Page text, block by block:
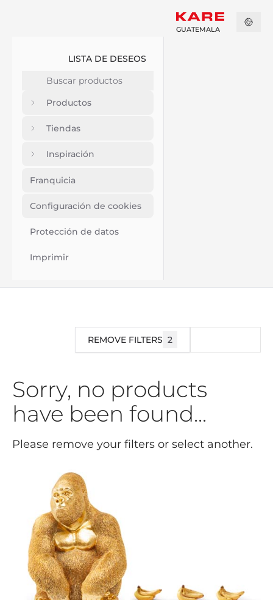
LISTA DE DESEOS
Productos
Tiendas
Inspiración
Franquicia
Configuración de cookies
Protección de datos
Imprimir
GUATEMALA
REMOVE FILTERS 2
Sorry, no products
have been found...
Please remove your filters or select another.